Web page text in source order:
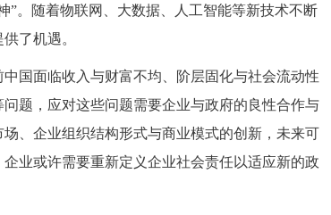
”。随着物联网、大数据、人工智能等新技术不断
了机遇。
面临收入与财富不均、阶层固化与社会流动性
题，应对这些问题需要企业与政府的良性合作与
、企业组织结构形式与商业模式的创新，未来可
业或许需要重新定义企业社会责任以适应新的政